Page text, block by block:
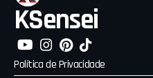
KSensei
Política de Privacidade